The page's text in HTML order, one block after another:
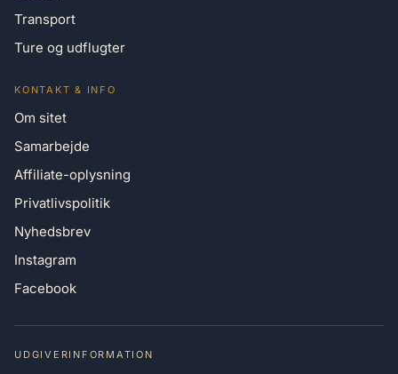
Transport
Ture og udflugter
KONTAKT & INFO
Om sitet
Samarbejde
Affiliate-oplysning
Privatlivspolitik
Nyhedsbrev
Instagram
Facebook
UDGIVERINFORMATION